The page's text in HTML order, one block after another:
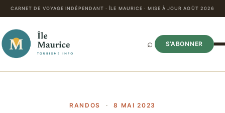
CARNET DE VOYAGE INDÉPENDANT · ÎLE MAURICE · MISE À JOUR AOÛT 2026
⌕ S’ABONNER
RANDOS · 8 MAI 2023